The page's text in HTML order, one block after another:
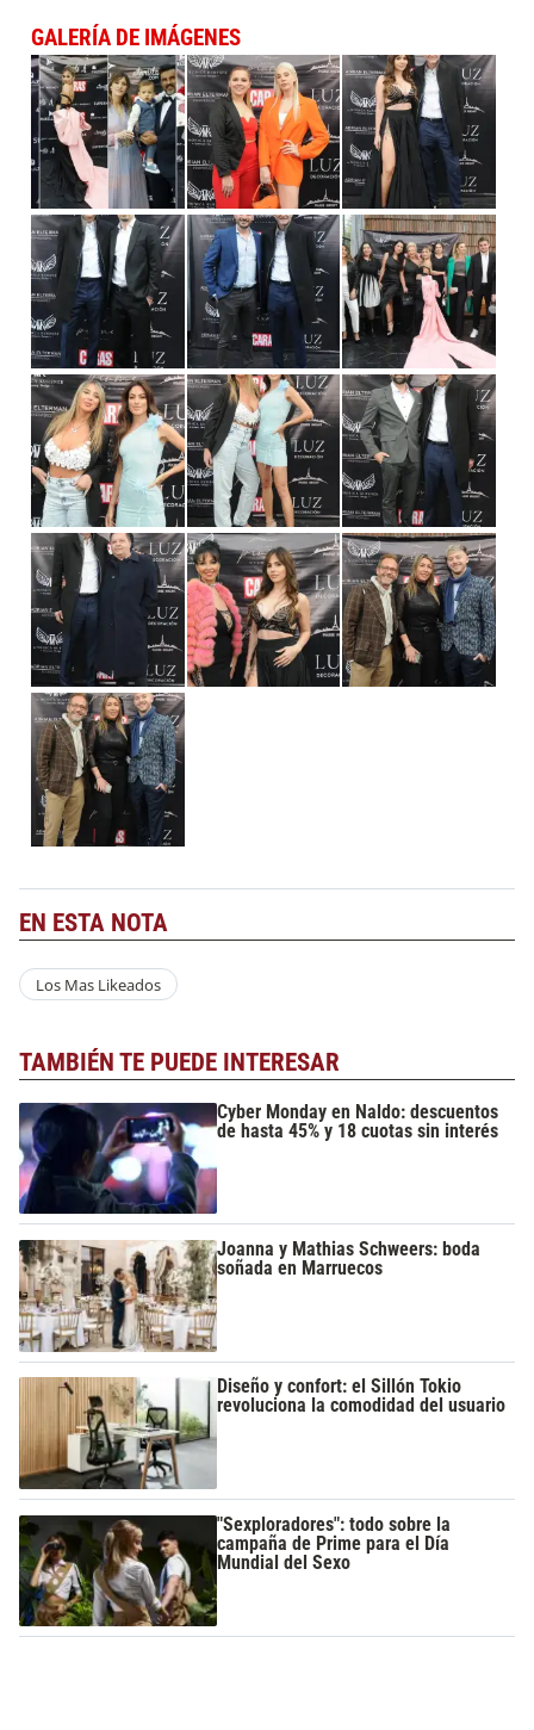
GALERÍA DE IMÁGENES
EN ESTA NOTA
Los Mas Likeados
TAMBIÉN TE PUEDE INTERESAR
Cyber Monday en Naldo: descuentos
de hasta 45% y 18 cuotas sin interés
Joanna y Mathias Schweers: boda
soñada en Marruecos
Diseño y confort: el Sillón Tokio
revoluciona la comodidad del usuario
"Sexploradores": todo sobre la
campaña de Prime para el Día
Mundial del Sexo